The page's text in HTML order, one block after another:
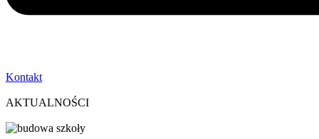
Kontakt
AKTUALNOŚCI